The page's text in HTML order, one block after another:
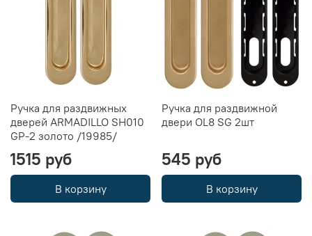
Ручка для раздвижных
дверей ARMADILLO SH010
GP-2 золото /19985/
1515 руб
В корзину
Ручка для раздвижной
двери OL8 SG 2шт
545 руб
В корзину